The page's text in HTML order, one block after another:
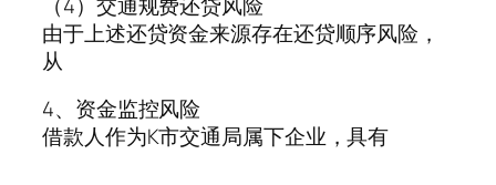
由于上述还贷资金来源存在还贷顺序风险，
从
4、资金监控风险
借款人作为K市交通局属下企业，具有